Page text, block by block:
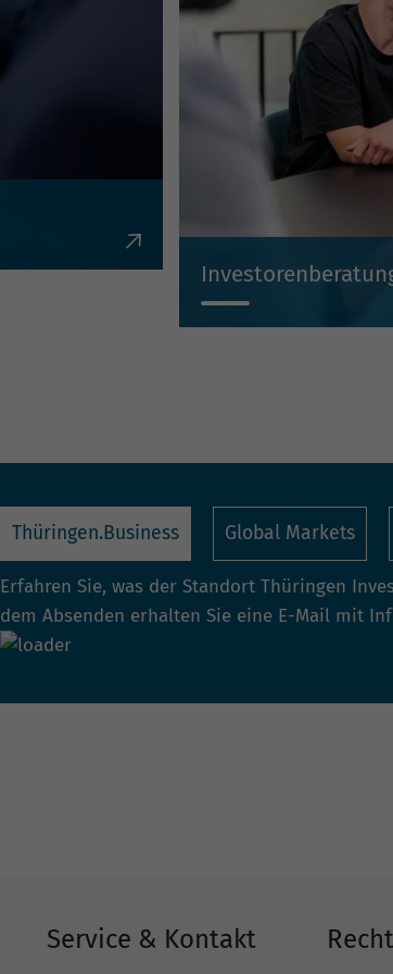
Thüringen.Business Global Markets
Erfahren Sie, was der Standort Thüringen
dem Absenden erhalten Sie eine E-Mail mit
Service & Kontakt